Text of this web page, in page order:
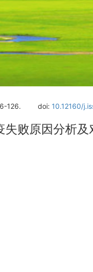
126. doi: 10.12160/
失败原因分析及